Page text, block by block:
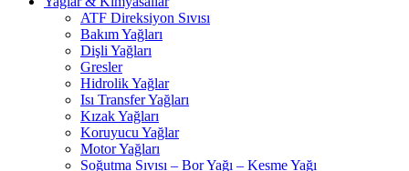
ATF Direksiyon Sıvısı
Bakım Yağları
Dişli Yağları
Gresler
Hidrolik Yağlar
Isı Transfer Yağları
Kızak Yağları
Koruyucu Yağlar
Motor Yağları
Soğutma Sıvısı – Bor Yağı – Kesme Yağı